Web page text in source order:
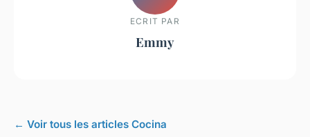
ECRIT PAR
Emmy
← Voir tous les articles Cocina